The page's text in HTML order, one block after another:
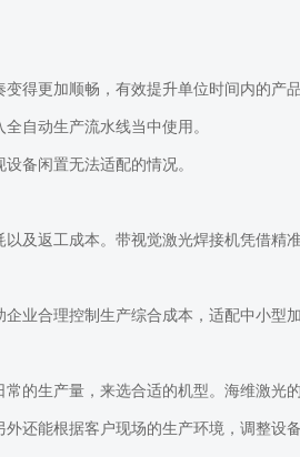
得更加顺畅，有效提升单位时间内的产
自动生产流水线当中使用。
备闲置无法适配的情况。
及返工成本。带视觉激光焊接机凭借精
业合理控制生产综合成本，适配中小型
的生产量，来选合适的机型。海维激光
还能根据客户现场的生产环境，调整设